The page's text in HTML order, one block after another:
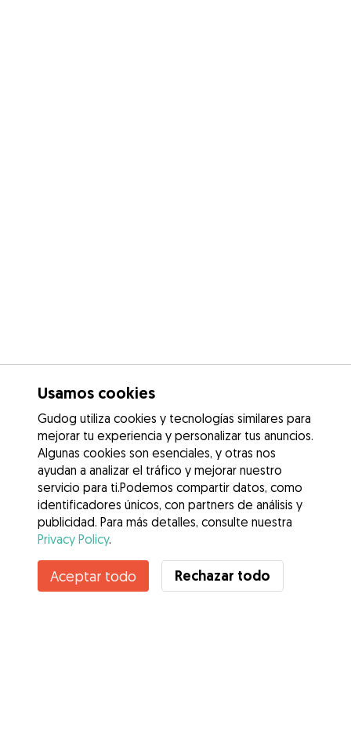
Contacta con Nataly
¿Conoces los Beneficios de Gudog? Ver más
Usamos cookies
Gudog utiliza cookies y tecnologías similares para
mejorar tu experiencia y personalizar tus anuncios.
Algunas cookies son esenciales, y otras nos
ayudan a analizar el tráfico y mejorar nuestro
servicio para ti.Podemos compartir datos, como
identificadores únicos, con partners de análisis y
publicidad. Para más detalles, consulte nuestra
Privacy Policy.
Aceptar todo Rechazar todo